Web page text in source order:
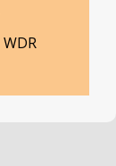
WDR